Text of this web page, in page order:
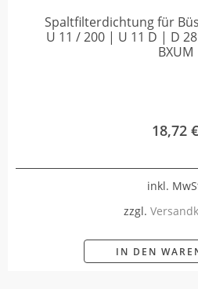
Spaltfilterdichtung für
U 11 / 200 | U 11 D | D
BXUM
18,72 €
inkl.
zzgl.
IN DEN